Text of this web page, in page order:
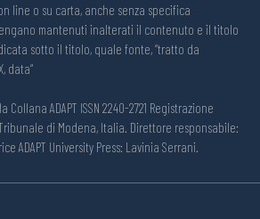
line o su carta, anche senza specifica
mantenuti inalterati il contenuto e il titolo
sotto il titolo, quale fonte, “tratto da
data“
ADAPT ISSN 2240-2721 Registrazione
Tribunale di Modena, Italia. Direttore responsabile:
ADAPT University Press: Lavinia Serrani.